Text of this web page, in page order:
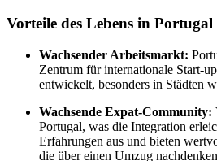
Vorteile des Lebens in Portugal
Wachsender Arbeitsmarkt:
Zentrum für internationale Start-
entwickelt, besonders in Städten
Wachsende Expat-Community:
Portugal, was die Integration
Erfahrungen aus und bieten
die über einen Umzug